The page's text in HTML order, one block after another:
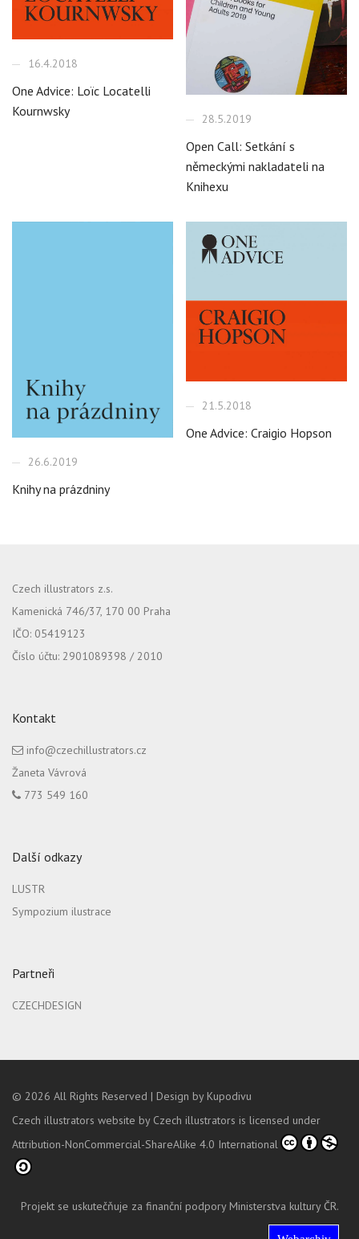
16.4.2018
One Advice: Loïc Locatelli
Kournwsky
28.5.2019
Open Call: Setkání s
německými nakladateli na
Knihexu
26.6.2019
Knihy na prázdniny
21.5.2018
One Advice: Craigio Hopson
Czech illustrators z.s.
Kamenická 746/37, 170 00 Praha
IČO: 05419123
Číslo účtu: 2901089398 / 2010
Kontakt
info@czechillustrators.cz
Žaneta Vávrová
773 549 160
Další odkazy
LUSTR
Sympozium ilustrace
Partneři
CZECHDESIGN
© 2026 All Rights Reserved | Design by Kupodivu
Czech illustrators website by Czech illustrators is licensed under
Attribution-NonCommercial-ShareAlike 4.0 International
Projekt se uskutečňuje za finanční podpory Ministerstva kultury ČR.